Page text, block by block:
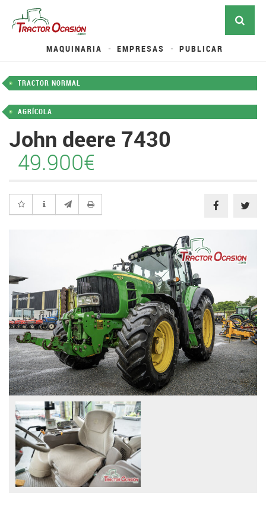
MAQUINARIA EMPRESAS PUBLICAR
TRACTOR NORMAL
AGRÍCOLA
John deere 7430
49.900€